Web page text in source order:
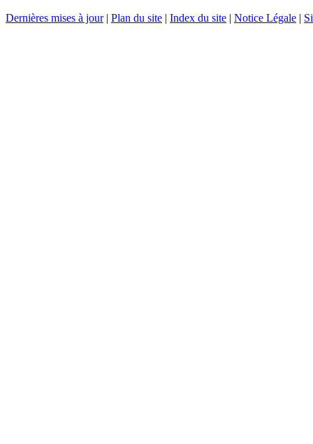
Dernières mises à jour| Plan du site | Index du site | Notice Légale |